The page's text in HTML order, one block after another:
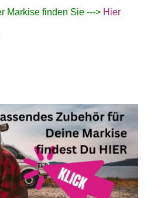
Markise finden Sie ---> Hier